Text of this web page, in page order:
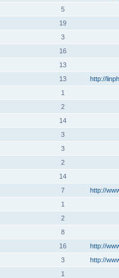
5
19
3
16
13
13 http://
1
2
14
3
3
2
14
7 http://
1
2
8
16 http://
3 http://
1